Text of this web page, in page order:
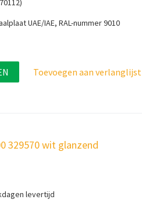
UAE/IAE, RAL-nummer 9010
Toevoegen aan verlanglijst
329570 wit glanzend
levertijd